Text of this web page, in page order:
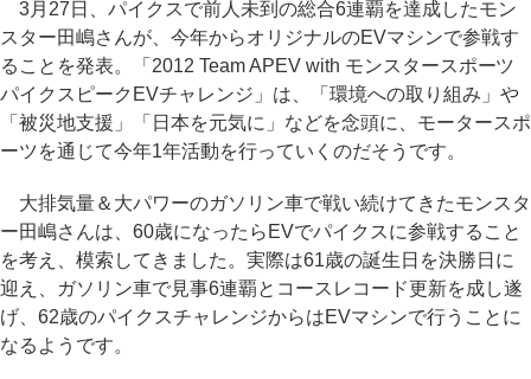
3月27日、パイクスで前人未到の総合6連覇を達成したモン
スター田嶋さんが、今年からオリジナルのEVマシンで参戦す
ることを発表。「2012 Team APEV with モンスタースポーツ
パイクスピークEVチャレンジ」は、「環境への取り組み」や
「被災地支援」「日本を元気に」などを念頭に、モータースポ
ーツを通じて今年1年活動を行っていくのだそうです。
大排気量＆大パワーのガソリン車で戦い続けてきたモンスタ
ー田嶋さんは、60歳になったらEVでパイクスに参戦すること
を考え、模索してきました。実際は61歳の誕生日を決勝日に
迎え、ガソリン車で見事6連覇とコースレコード更新を成し遂
げ、62歳のパイクスチャレンジからはEVマシンで行うことに
なるようです。